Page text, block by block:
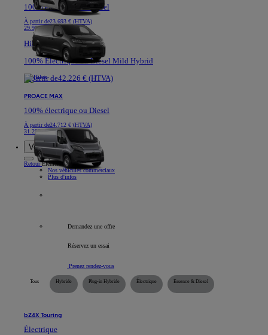
100% électrique ou Diesel
À partir de23.693 € (HTVA)
29.991 €
Hilux
100% Electrique ou Diesel Mild Hybrid
À partir de42.226 € (HTVA)
PROACE MAX
100% électrique ou Diesel
À partir de24.712 € (HTVA)
31.282 €
Voitures de société
RetourÉlément
Nos véhicules commerciaux
Plus d'infos
Demandez une offre
Réservez un essai
Prenez rendez-vous
Tous Hybride Plug-in Hybride Électrique Essence & Diesel
bZ4X Touring
Électrique